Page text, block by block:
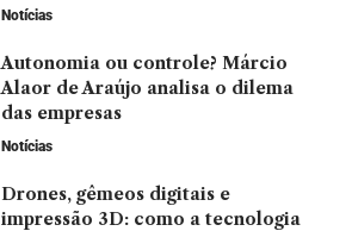
Notícias
Autonomia ou controle? Márcio
Alaor de Araújo analisa o dilema
das empresas
Notícias
Drones, gêmeos digitais e
impressão 3D: como a tecnologia